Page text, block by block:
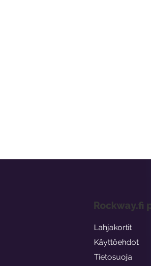
Rockway.fi
Lahjakortit
Käyttöehdot
Tietosuoja